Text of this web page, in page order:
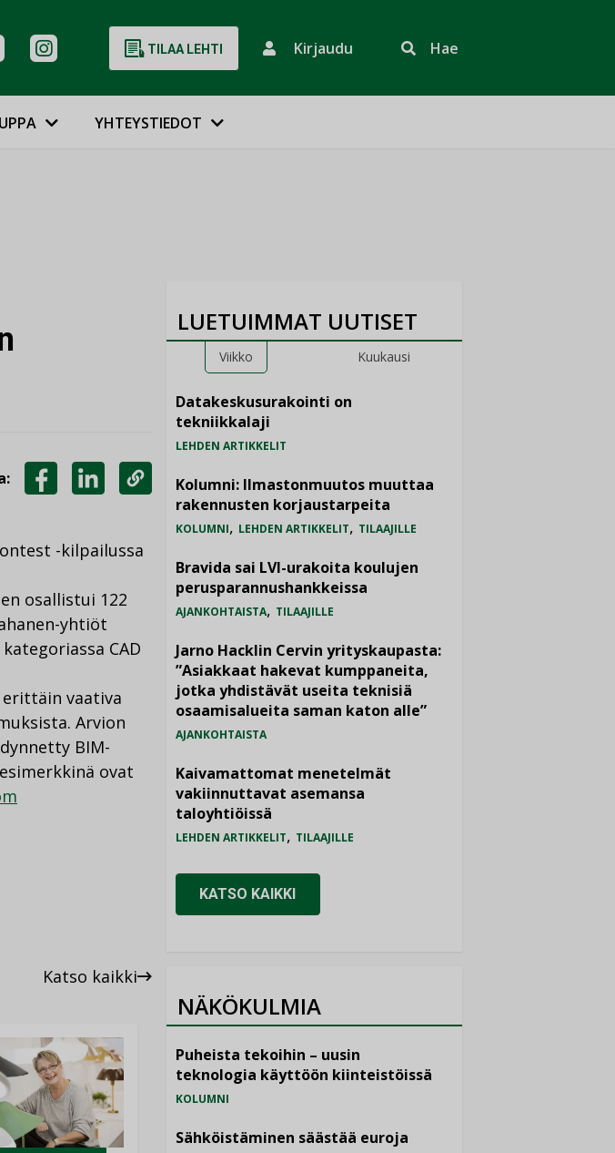
TILAA LEHTI Kirjaudu Hae
YHTEYSTIEDOT
LINKEDINISSÄ
KOPIOI
LINKKI
-kilpailussa
osallistui 122
yhtiöt
CAD
vaativa
Arvion
BIM-
ovat
Katso kaikki
LUETUIMMAT UUTISET
Viikko Kuukausi
Datakeskusurakointi on
tekniikkalaji
LEHDEN ARTIKKELIT
Kolumni: Ilmastonmuutos muuttaa
rakennusten korjaustarpeita
KOLUMNI, LEHDEN ARTIKKELIT, TILAAJILLE
Bravida sai LVI-urakoita koulujen
perusparannushankkeissa
AJANKOHTAISTA, TILAAJILLE
Jarno Hacklin Cervin yrityskaupasta:
”Asiakkaat hakevat kumppaneita,
jotka yhdistävät useita teknisiä
osaamisalueita saman katon alle”
AJANKOHTAISTA
Kaivamattomat menetelmät
vakiinnuttavat asemansa
taloyhtiöissä
LEHDEN ARTIKKELIT, TILAAJILLE
KATSO KAIKKI
NÄKÖKULMIA
Puheista tekoihin – uusin
teknologia käyttöön kiinteistöissä
KOLUMNI
Sähköistäminen säästää euroja